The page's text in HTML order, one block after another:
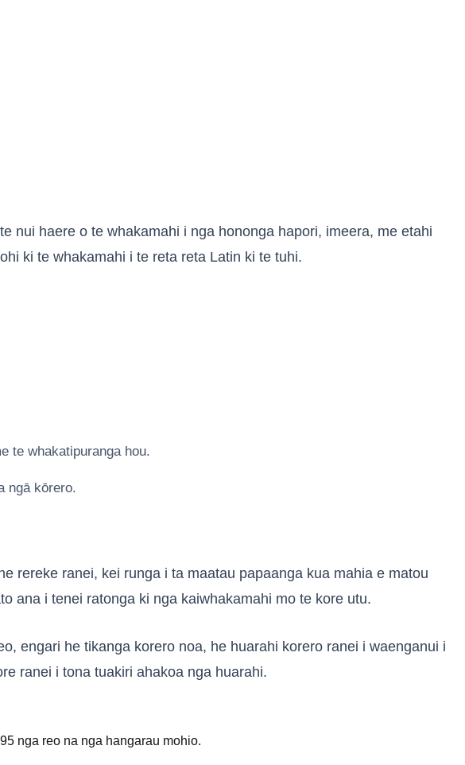
nui haere o te whakamahi i nga hononga hapori, imeera, me etahi
ki te whakamahi i te reta reta Latin ki te tuhi.
te whakatipuranga hou.
ngā kōrero.
rereke ranei, kei runga i ta maatau papaanga kua mahia e matou
ana i tenei ratonga ki nga kaiwhakamahi mo te kore utu.
engari he tikanga korero noa, he huarahi korero ranei i waenganui i
ranei i tona tuakiri ahakoa nga huarahi.
nga reo na nga hangarau mohio.